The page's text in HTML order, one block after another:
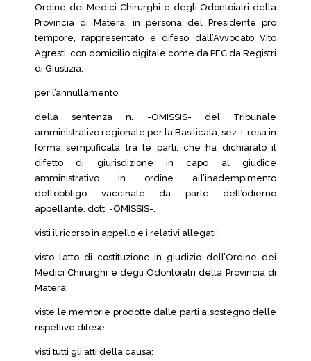
Ordine dei Medici Chirurghi e degli Odontoiatri della
Provincia di Matera, in persona del Presidente pro
tempore, rappresentato e difeso dall’Avvocato Vito
Agresti, con domicilio digitale come da PEC da Registri
di Giustizia;
per l’annullamento
della sentenza n. -OMISSIS- del Tribunale
amministrativo regionale per la Basilicata, sez. I, resa in
forma semplificata tra le parti, che ha dichiarato il
difetto di giurisdizione in capo al giudice
amministrativo in ordine all’inadempimento
dell’obbligo vaccinale da parte dell’odierno
appellante, dott. -OMISSIS-.
visti il ricorso in appello e i relativi allegati;
visto l’atto di costituzione in giudizio dell’Ordine dei
Medici Chirurghi e degli Odontoiatri della Provincia di
Matera;
viste le memorie prodotte dalle parti a sostegno delle
rispettive difese;
visti tutti gli atti della causa;